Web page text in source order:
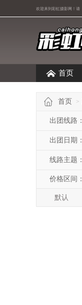
欢迎来到彩虹摄影网！ 请
首页
首页 >
出团线路：
出团日期：
线路主题：
价格区间：
默认